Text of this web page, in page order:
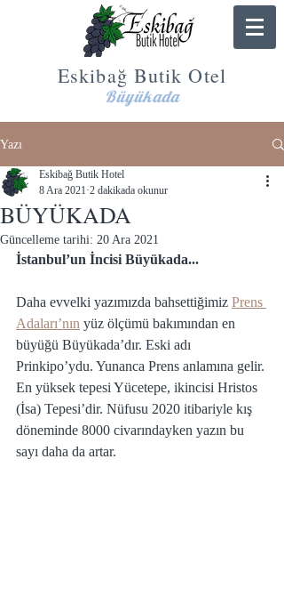
Eskibağ Butik Otel
Büyükada
Yazı
BÜYÜKADA
Eskibağ Butik Hotel
8 Ara 2021 2 dakikada okunur
Güncelleme tarihi: 20 Ara 2021
İstanbul’un İncisi Büyükada...
Daha evvelki yazımızda bahsettiğimiz Prens
Adaları’nın yüz ölçümü bakımından en
büyüğü Büyükada’dır. Eski adı
Prinkipo’ydu. Yunanca Prens anlamına gelir.
En yüksek tepesi Yücetepe, ikincisi Hristos
(İsa) Tepesi’dir. Nüfusu 2020 itibariyle kış
döneminde 8000 civarındayken yazın bu
sayı daha da artar.